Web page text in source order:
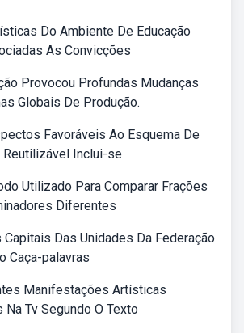
Do Ambiente De Educação
As Convicções
Provocou Profundas Mudanças
Globais De Produção.
Favoráveis Ao Esquema De
Reutilizável Inclui-se
Utilizado Para Comparar Frações
Diferentes
Capitais Das Unidades Da Federação
Caça-palavras
Manifestações Artísticas
Na Tv Segundo O Texto